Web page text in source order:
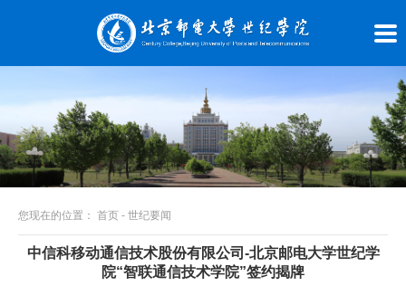
您现在的位置： 首页 - 世纪要闻
中信科移动通信技术股份有限公司-北京邮电大学世纪学
院“智联通信技术学院”签约揭牌